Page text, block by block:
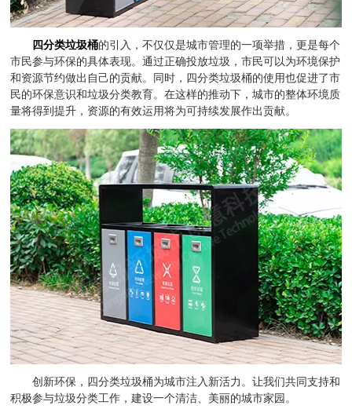
四分类垃圾桶的引入，不仅仅是城市管理的一项举措，更是每个
市民参与环保的具体表现。通过正确投放垃圾，市民可以为环境保护
和资源节约做出自己的贡献。同时，四分类垃圾桶的使用也促进了市
民的环保意识和垃圾分类教育。在这样的推动下，城市的整体环境质
量将得到提升，资源的有效运用将为可持续发展作出贡献。
创新环保，四分类垃圾桶为城市注入新活力。让我们共同支持和
积极参与垃圾分类工作，建设一个清洁、美丽的城市家园。